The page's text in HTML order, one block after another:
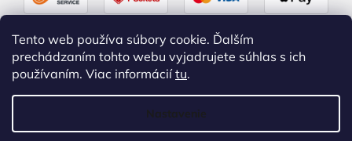
Tento web používa súbory cookie. Ďalším
prechádzaním tohto webu vyjadrujete súhlas s ich
používaním. Viac informáciítu.
Nastavenie
Vytvoril Shoptet|Upravil Balkys